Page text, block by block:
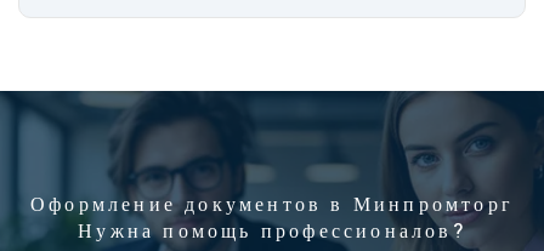
Оформление документов в Минпромторг
Нужна помощь профессионалов?